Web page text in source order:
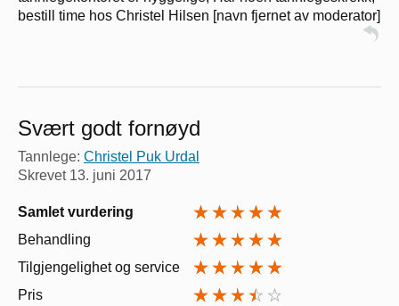
bestill time hos Christel Hilsen [navn fjernet av moderator]
Svært godt fornøyd
Tannlege: Christel Puk Urdal
Skrevet 13. juni 2017
Samlet vurdering
Behandling
Tilgjengelighet og service
Pris